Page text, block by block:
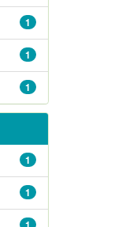
1
1
1
1
1